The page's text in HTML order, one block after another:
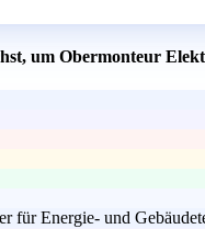
um Obermonteur
für Energie- und